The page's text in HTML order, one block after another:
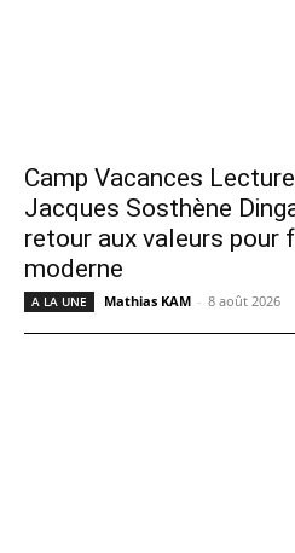
Camp Vacances
Jacques Sosthène
retour aux valeurs pour
moderne
A LA UNE Mathias KAM - 8 août 2026